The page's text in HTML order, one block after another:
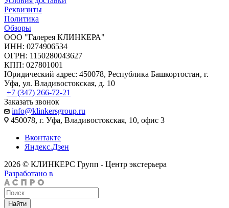
Реквизиты
Политика
Обзоры
ООО "Галерея КЛИНКЕРА"
ИНН: 0274906534
ОГРН: 1150280043627
КПП: 027801001
Юридический адрес: 450078, Республика Башкортостан, г.
Уфа, ул. Владивостокская, д. 10
+7 (347) 266-72-21
Заказать звонок
info@klinkersgroup.ru
450078, г. Уфа, Владивостокская, 10, офис 3
Вконтакте
Яндекс.Дзен
2026 © КЛИНКЕРС Групп - Центр экстерьера
Разработано в
Найти